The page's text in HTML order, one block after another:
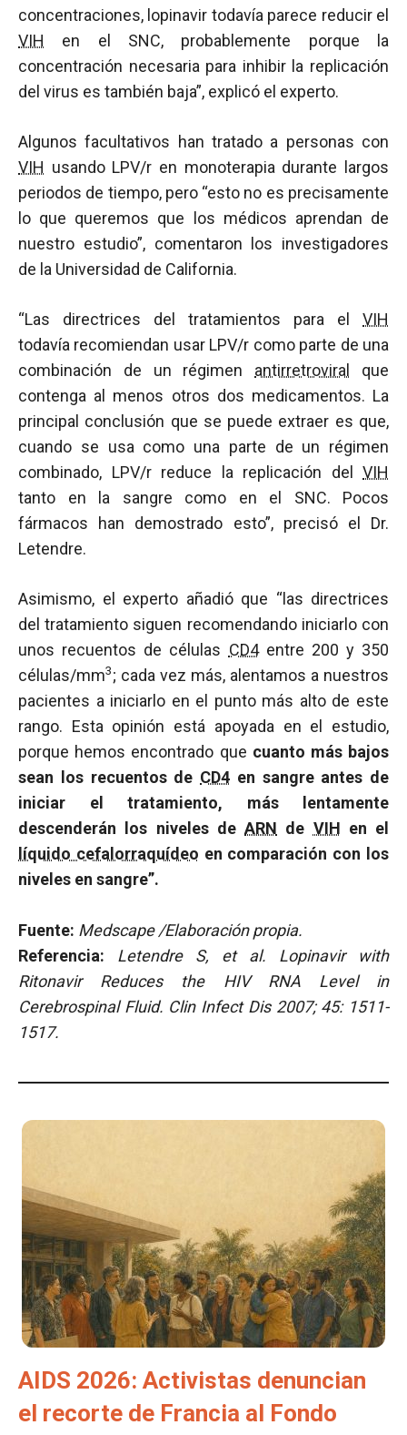
concentraciones, lopinavir todavía parece reducir el
VIH en el SNC, probablemente porque la
concentración necesaria para inhibir la replicación
del virus es también baja”, explicó el experto.
Algunos facultativos han tratado a personas con
VIH usando LPV/r en monoterapia durante largos
periodos de tiempo, pero “esto no es precisamente
lo que queremos que los médicos aprendan de
nuestro estudio”, comentaron los investigadores
de la Universidad de California.
“Las directrices del tratamientos para el VIH
todavía recomiendan usar LPV/r como parte de una
combinación de un régimen antirretroviral
que
contenga al menos otros dos medicamentos. La
principal conclusión que se puede extraer es que,
cuando se usa como una parte de un régimen
combinado, LPV/r reduce la replicación del VIH
tanto en la sangre como en el SNC. Pocos
fármacos han demostrado esto”, precisó el Dr.
Letendre.
Asimismo, el experto añadió que “las directrices
del tratamiento siguen recomendando iniciarlo con
unos recuentos de células CD4entre 200 y 350
células/mm3; cada vez más, alentamos a nuestros
pacientes a iniciarlo en el punto más alto de este
rango. Esta opinión está apoyada en el estudio,
porque hemos encontrado que cuanto más bajos
sean los recuentos de CD4 en sangre antes de
iniciar el tratamiento, más lentamente
descenderán los niveles de ARN de VIH en el
líquido cefalorraquídeo en comparación con los
niveles en sangre”.
Fuente: Medscape /Elaboración propia.
Referencia:
Letendre S, et al. Lopinavir with
Ritonavir Reduces the HIV RNA Level in
Cerebrospinal Fluid. Clin Infect Dis 2007; 45: 1511-
1517.
AIDS 2026: Activistas denuncian
el recorte de Francia al Fondo